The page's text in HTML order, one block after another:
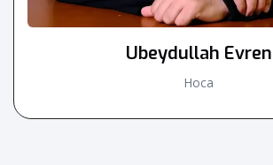
Ubeydullah Evren
Hoca